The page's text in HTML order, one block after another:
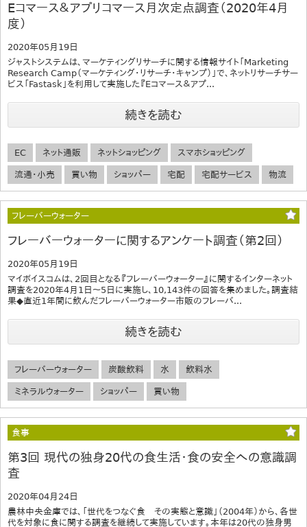
Eコマース＆アプリコマース月次定点調査（2020年4月
度）
2020年05月19日
ジャストシステムは、マーケティングリサーチに関する情報サイト「Marketing
Research Camp（マーケティング・リサーチ・キャンプ）」で、ネットリサーチサー
ビス「Fastask」を利用して実施した『Eコマース＆アプ...
続きを読む
EC ネット通販 ネットショッピング スマホショッピング
流通・小売 買い物 ショッパー 宅配 宅配サービス 物流
フレーバーウォーター
フレーバーウォーターに関するアンケート調査（第2回）
2020年05月19日
マイボイスコムは、2回目となる『フレーバーウォーター』に関するインターネット
調査を2020年4月1日～5日に実施し、10,143件の回答を集めました。調査結
果◆直近1年間に飲んだフレーバーウォーター市販のフレーバ...
続きを読む
フレーバーウォーター 炭酸飲料 水 飲料水
ミネラルウォーター ショッパー 買い物
食事
第3回 現代の独身20代の食生活・食の安全への意識調
査
2020年04月24日
農林中央金庫では、「世代をつなぐ食 その実態と意識」（2004年）から、各世
代を対象に食に関する調査を継続して実施しています。本年は20代の独身男